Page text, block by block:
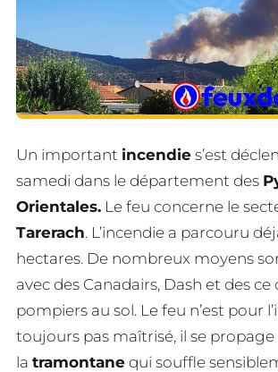
Un important incendie s’est
samedi dans le département des
Orientales. Le feu concerne le
Tarerach. L’incendie a parcouru
hectares. De nombreux moyens
avec des Canadairs, Dash et des
pompiers au sol. Le feu n’est pour
toujours pas maîtrisé, il se propage
la tramontane qui souffle